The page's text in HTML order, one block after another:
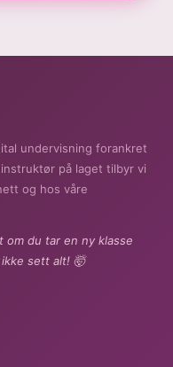
undervisning forankret
på laget tilbyr vi
og hos våre
om du tar en ny klasse
sett alt! 🤯